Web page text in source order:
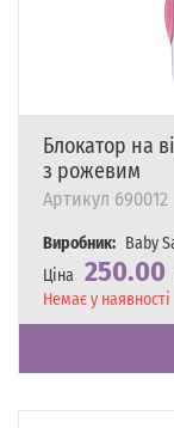
Блокатор на
з рожевим
Артикул 690012
Виробник: Baby
Ціна 250.00
Наявність
Немає у наявності